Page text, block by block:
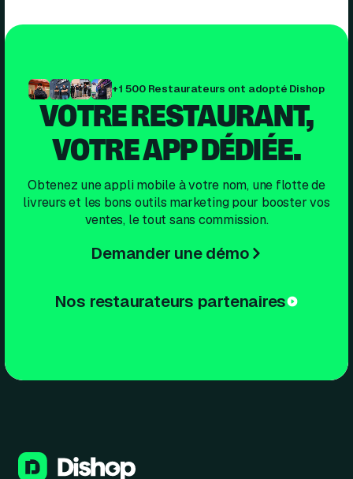
+1 500 Restaurateurs ont adopté Dishop
VOTRE RESTAURANT,
VOTRE APP DÉDIÉE.
Obtenez une appli mobile à votre nom, une flotte de
livreurs et les bons outils marketing pour booster vos
ventes, le tout sans commission.
Demander une démo
Nos restaurateurs partenaires